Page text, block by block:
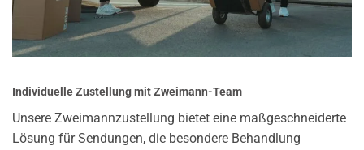
Individuelle Zustellung mit Zweimann-Team
Unsere Zweimannzustellung bietet eine maßgeschneiderte
Lösung für Sendungen, die besondere Behandlung